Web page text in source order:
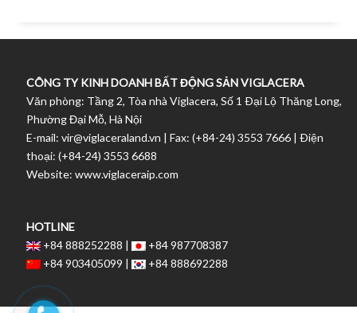
CÔNG TY KINH DOANH BẤT ĐỘNG SẢN VIGLACERA
Văn phòng: Tầng 2, Tòa nhà Viglacera, Số 1 Ðại Lộ Thăng Long,
Phường Đại Mỗ, Hà Nội
E-mail: vir@viglaceraland.vn | Fax: (+84-24) 3553 7666 | Ðiện
thoại: (+84-24) 3553 6688
Website: www.viglaceraip.com
HOTLINE
+84 888252288 |
+84 987708387
+84 903405099 |
+84 888692288